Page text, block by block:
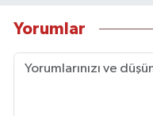
Yorumlar